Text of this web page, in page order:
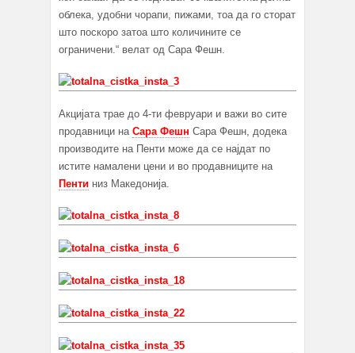
облека, удобни чорапи, пижами, тоа да го сторат
што поскоро затоа што количините се
ограничени.“ велат од Сара Фешн.
Акцијата трае до 4-ти февруари и важи во сите
продавници на Сара Фешн Сара Фешн, додека
производите на Пенти може да се најдат по
истите намалени цени и во продавниците на
Пенти низ Македонија.